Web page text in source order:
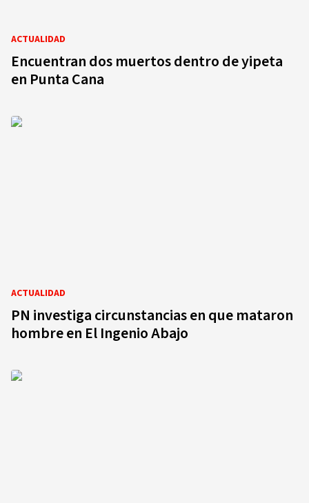
ACTUALIDAD
Encuentran dos muertos dentro de yipeta
en Punta Cana
ACTUALIDAD
PN investiga circunstancias en que mataron
hombre en El Ingenio Abajo